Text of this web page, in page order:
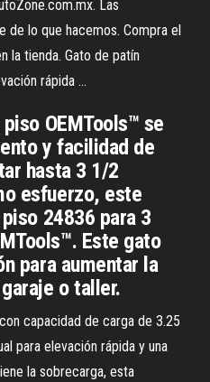
Las
de lo que hacemos. Compra el
la tienda. Gato de patín
rápida ...
OEMTools™ se
y facilidad de
hasta 3 1/2
esfuerzo, este
24836 para 3
Este gato
para aumentar la
o taller.
capacidad de carga de 3.25
para elevación rápida y una
la sobrecarga, esta